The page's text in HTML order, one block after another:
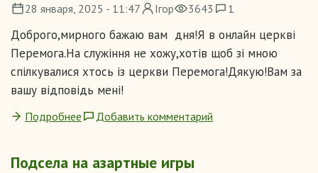
28 января, 2025 - 11:47 Ігор 3643 1
Доброго,мирного бажаю вам дня!Я в онлайн церкві
Перемога.На служіння не хожу,хотів щоб зі мною
спілкувалися хтось із церкви Перемога!Дякую!Вам за
вашу відповідь мені!
Подробнее Добавить комментарий
Подсела на азартные игры